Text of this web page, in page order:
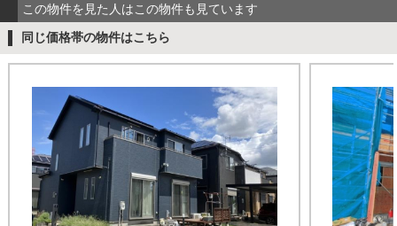
この物件を見た人はこの物件も見ています
同じ価格帯の物件はこちら